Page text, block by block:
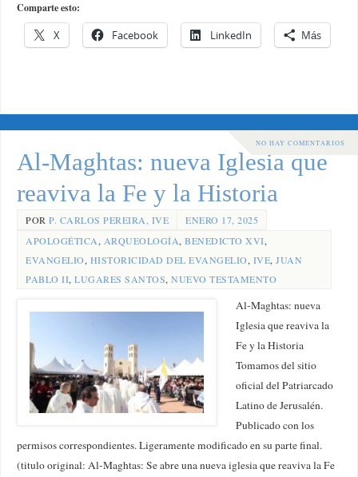
Comparte esto:
X Facebook LinkedIn Más
NO HAY COMENTARIOS
Al-Maghtas: nueva Iglesia que
reaviva la Fe y la Historia
PORP. CARLOS PEREIRA, IVE
ENERO 17, 2025
APOLOGÉTICA, ARQUEOLOGÍA,BENEDICTO XVI,
EVANGELIO, HISTORICIDAD DEL EVANGELIO, IVE,JUAN
PABLO II,LUGARES SANTOS,NUEVO TESTAMENTO
Al-Maghtas: nueva
Iglesia que reaviva la
Fe y la Historia
Tomamos del sitio
oficial del Patriarcado
Latino de Jerusalén.
Publicado con los
permisos correspondientes. Ligeramente modificado en su parte final.
(titulo original: Al-Maghtas: Se abre una nueva iglesia que reaviva la Fe